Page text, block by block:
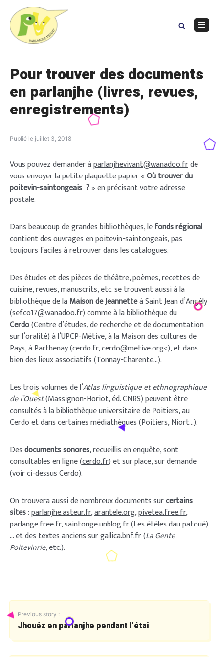
content
Pour trouver des documents
en parlanjhe (livres, revues,
enregistrements)
Publié le juillet 3, 2018
Vous pouvez demander àparlanjhevivant@wanadoo.frde
vous envoyer la petite plaquette papier «Où trouver du
poitevin-saintongeais ?» en précisant votre adresse
postale.
Dans beaucoup de grandes bibliothèques, lefonds régional
contient des ouvrages en poitevin-saintongeais, pas
toujours faciles à retrouver dans les catalogues.
Des études et des pièces de théâtre, poèmes, recettes de
cuisine, revues, manuscrits, etc. se trouvent aussi à la
bibliothèque de laMaison de Jeannetteà Saint Jean d’Angély
(sefco17@wanadoo.fr) comme à la bibliothèque du
Cerdo(Centre d’études, de recherche et de documentation
sur l’oralité) à l’UPCP-Métive, à la Maison des cultures de
Pays, à Parthenay (cerdo.fr,cerdo@metive.org<),et dans
bien des lieux associatifs (Tonnay-Charente…).
Les trois volumes de l’Atlas linguistique et ethnographique
de l’Ouest(Massignon-Horiot, éd. CNRS) peuvent être
consultés à la bibliothèque universitaire de Poitiers, au
Cerdo et dans certaines médiathèques (Poitiers, Niort…).
Desdocuments sonores, recueillis en enquête, sont
consultables en ligne (cerdo.fr) et sur place, sur demande
(voir ci-dessus Cerdo).
On trouvera aussi de nombreux documents surcertains
sites:parlanjhe.asteur.fr,arantele.org,pivetea.free.fr,
parlange.free.fr,saintonge.unblog.fr(Les étéles dau patoué)
… et des textes anciens surgallica.bnf.fr(La Gente
Poitevinrie, etc.).
Previous story :
Jhouéz en parlanjhe pendant l’étai